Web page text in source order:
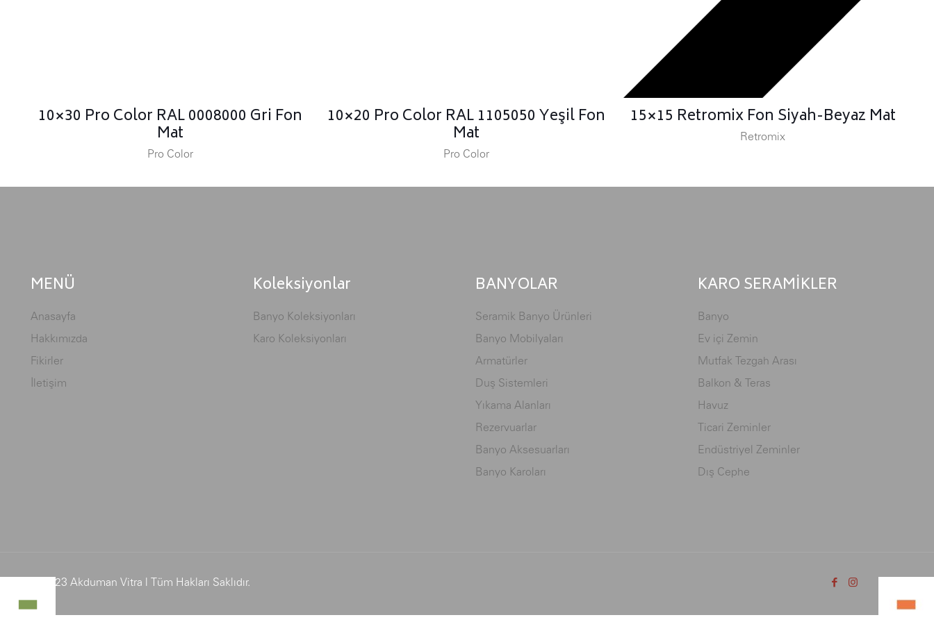
10×30 Pro Color RAL 0008000 Gri Fon
Mat
Pro Color
10×20 Pro Color RAL 1105050 Yeşil Fon
Mat
Pro Color
15×15 Retromix Fon Siyah-Beyaz Mat
Retromix
MENÜ
Anasayfa
Hakkımızda
Fikirler
İletişim
Koleksiyonlar
Banyo Koleksiyonları
Karo Koleksiyonları
BANYOLAR
Seramik Banyo Ürünleri
Banyo Mobilyaları
Armatürler
Duş Sistemleri
Yıkama Alanları
Rezervuarlar
Banyo Aksesuarları
Banyo Karoları
KARO SERAMİKLER
Banyo
Ev içi Zemin
Mutfak Tezgah Arası
Balkon & Teras
Havuz
Ticari Zeminler
Endüstriyel Zeminler
Dış Cephe
© 2023 Akduman Vitra | Tüm Hakları Saklıdır.